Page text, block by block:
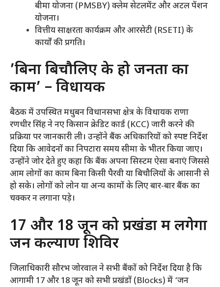
बीमा योजना (PMSBY) क्लेम सेटलमेंट और अटल पेंशन
योजना।
​वित्तीय साक्षरता कार्यक्रम और आरसेटी (RSETI) के
कार्यों की प्रगति।
​’बिना बिचौलिए के हो जनता का
काम’ – विधायक
​बैठक में उपस्थित मधुबन विधानसभा क्षेत्र के विधायक राणा
रणधीर सिंह ने नए किसान क्रेडिट कार्ड (KCC) जारी करने की
प्रक्रिया पर जानकारी ली। उन्होंने बैंक अधिकारियों को स्पष्ट निर्देश
दिया कि आवेदनों का निपटारा समय सीमा के भीतर किया जाए।
उन्होंने जोर देते हुए कहा कि बैंक अपना सिस्टम ऐसा बनाएं जिससे
आम लोगों का काम बिना किसी पैरवी या बिचौलियों के आसानी से
हो सके। लोगों को लोन या अन्य कामों के लिए बार-बार बैंक का
चक्कर न लगाना पड़े।
​17 और 18 जून को प्रखंडों में लगेगा
जन कल्याण शिविर
​जिलाधिकारी सौरभ जोरवाल ने सभी बैंकों को निर्देश दिया है कि
आगामी 17 और 18 जून को सभी प्रखंडों (Blocks) में ‘जन